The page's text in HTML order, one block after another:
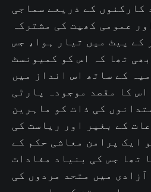
کارکنوں کے ذریعے سماجی
عمومی کھپت کی مشترکہ
کے پیٹ میں تیار ہوا، جس
تھا کہ اس کو کمیونسٹ
کے ساتھ اس انداز میں
کا مقصد موجودہ پارٹی
کی ذات کو ماہرین
کے بغیر اور ریاست کی
ایک پرامن معاشی حکم کے
تھا جس کی بنیاد مفادات
میں متحد مردوں کی